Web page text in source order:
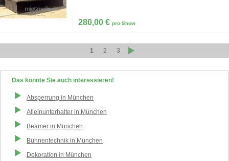
280,00 € pro Show
1 2 3
Das könnte Sie auch interessieren!
Absperrung in München
Alleinunterhalter in München
Beamer in München
Bühnentechnik in München
Dekoration in München